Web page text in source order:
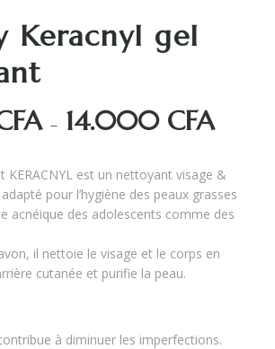
Keracnyl gel
– 14.000 CFA
prix :
9.900
à
KERACNYL est un nettoyant visage &
pour l’hygiène des peaux grasses
acnéique des adolescents comme des
il nettoie le visage et le corps en
cutanée et purifie la peau.
à diminuer les imperfections.